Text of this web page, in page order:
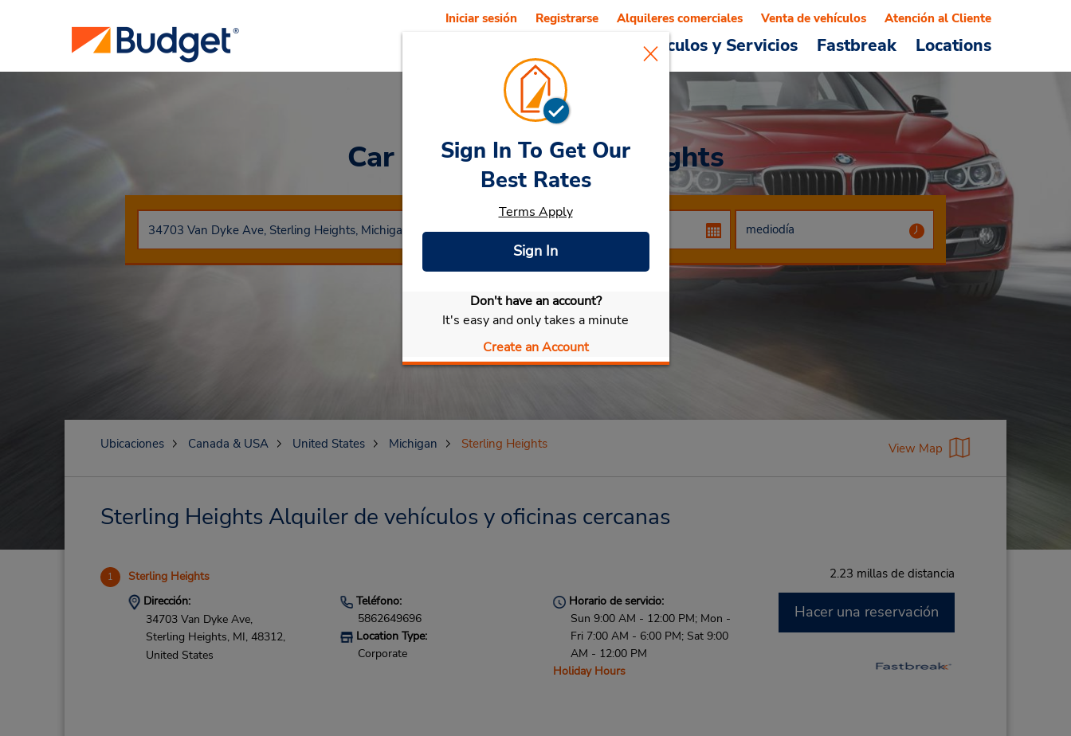
Vehículos y Servicios Fastbreak Locations
Iniciar sesión Registrarse Alquileres comerciales Venta de vehículos Atención al Cliente
Car RentalSterling Heights
Seleccionar mi vehículo
Sign In To Get Our
Best Rates
Terms Apply
Sign In
Don't have an account?
It's easy and only takes a minute
Create an Account
Ubicaciones Canada & USA United States Michigan Sterling Heights View Map
Sterling Heights Alquiler de vehículos y oficinas cercanas
1 Sterling Heights 2.23 millas de distancia
Dirección:
34703 Van Dyke Ave,
Sterling Heights, MI, 48312,
United States
Teléfono:
5862649696
Location Type:
Corporate
Horario de servicio:
Sun 9:00 AM - 12:00 PM; Mon -
Fri 7:00 AM - 6:00 PM; Sat 9:00
AM - 12:00 PM
Holiday Hours
Hacer una reservación